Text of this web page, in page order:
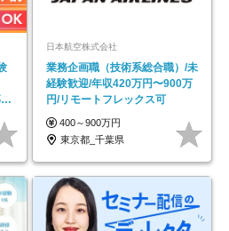
日本航空株式会社
業務企画職（技術系総合職）/未
経験歓迎/年収420万円〜900万
円/リモートフレックス可
400～900万円
東京都_千葉県